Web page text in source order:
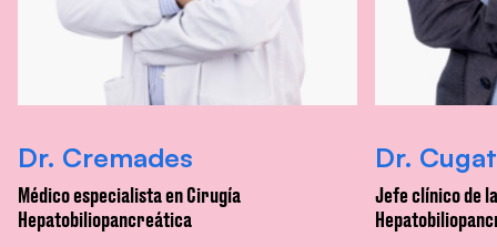
Dr. Cremades
Médico especialista en Cirugía
Hepatobiliopancreática
Dr. Cugat
Jefe clínico de